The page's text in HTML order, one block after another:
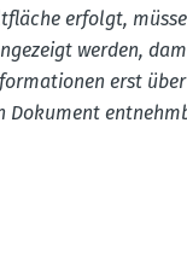
erfolgt,
werden,
erst